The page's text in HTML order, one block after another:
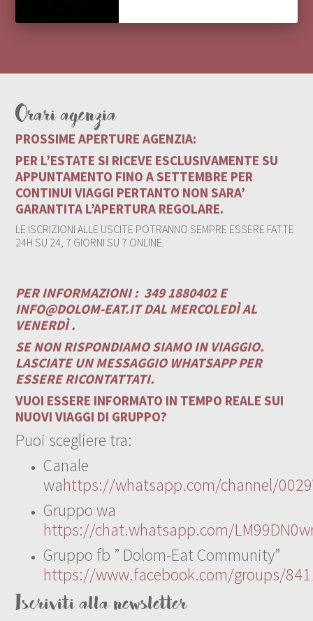
Orari agenzia
PROSSIME APERTURE AGENZIA:
PER L’ESTATE SI RICEVE ESCLUSIVAMENTE SU
APPUNTAMENTO FINO A SETTEMBRE PER
CONTINUI VIAGGI PERTANTO NON SARA’
GARANTITA L’APERTURA REGOLARE.
LE ISCRIZIONI ALLE USCITE POTRANNO SEMPRE ESSERE FATTE
24H SU 24, 7 GIORNI SU 7 ONLINE.
PER INFORMAZIONI : 349 1880402 E
INFO@DOLOM-EAT.ITDAL MERCOLEDÌ AL
VENERDÌ .
SE NON RISPONDIAMO SIAMO IN VIAGGIO.
LASCIATE UN MESSAGGIO WHATSAPP PER
ESSERE RICONTATTATI.
VUOI ESSERE INFORMATO IN TEMPO REALE SUI
NUOVI VIAGGI DI GRUPPO?
Puoi scegliere tra:
Canale
wahttps://whatsapp.com/channel/
Gruppo wa
https://chat.whatsapp.com/
Gruppo fb ” Dolom-Eat Community”
https://www.facebook.com/groups/
Iscriviti alla newsletter